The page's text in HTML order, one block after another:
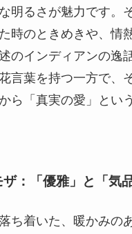
明るさが魅力です。
時のときめきや、情
のインディアンの逸
言葉を持つ一方で、
ら「真実の愛」とい
：「優雅」と「気品
ち着いた、暖かみの